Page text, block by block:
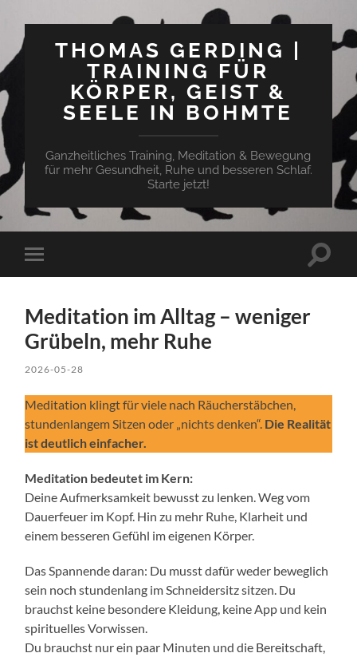
THOMAS GERDING |
TRAINING FÜR
KÖRPER, GEIST &
SEELE IN BOHMTE
Ganzheitliches Training, Meditation & Bewegung
für mehr Gesundheit, Ruhe und besseren Schlaf.
Starte jetzt!
Mobile-
Menü
Meditation im Alltag – weniger
Grübeln, mehr Ruhe
2026-05-28
Meditation klingt für viele nach Räucherstäbchen,
stundenlangem Sitzen oder „nichts denken“. Die Realität
ist deutlich einfacher.
Meditation bedeutet im Kern:
Deine Aufmerksamkeit bewusst zu lenken. Weg vom
Dauerfeuer im Kopf. Hin zu mehr Ruhe, Klarheit und
einem besseren Gefühl im eigenen Körper.
Das Spannende daran: Du musst dafür weder beweglich
sein noch stundenlang im Schneidersitz sitzen. Du
brauchst keine besondere Kleidung, keine App und kein
spirituelles Vorwissen.
Du brauchst nur ein paar Minuten und die Bereitschaft,